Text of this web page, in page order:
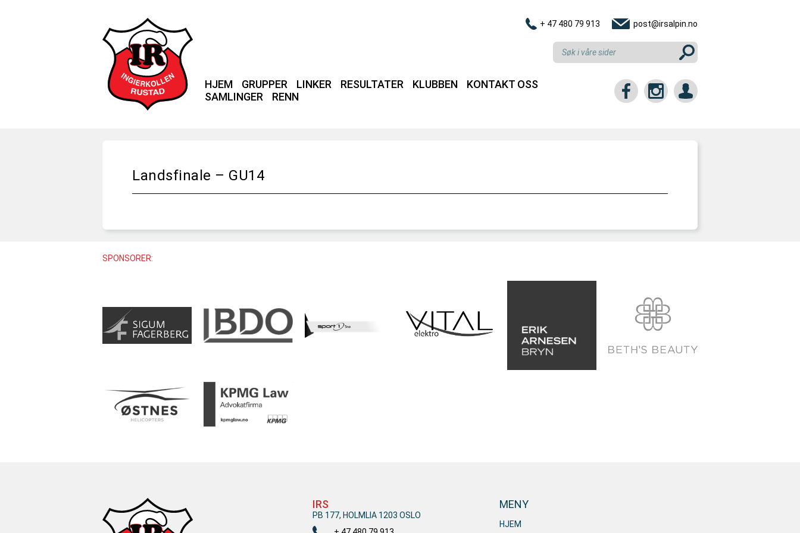
+ 47 480 79 913 post@irsalpin.no
HJEM GRUPPER LINKER RESULTATER KLUBBEN
KONTAKT OSS
SAMLINGER
RENN
Landsfinale – GU14
SPONSORER:
IRS
PB 177, HOLMLIA 1203 OSLO
MENY
HJEM